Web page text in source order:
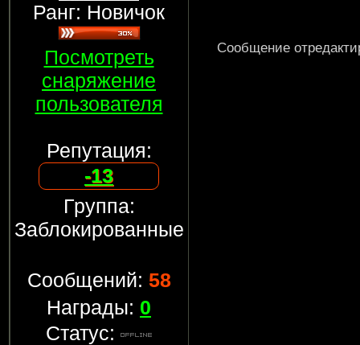
Ранг: Новичок
Посмотреть
снаряжение
пользователя
Репутация:
-13
Группа:
Заблокированные
Сообщений: 58
Награды: 0
Статус:
Сообщение